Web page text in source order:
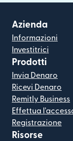
Azienda
Informazioni
Investitrici
Prodotti
Invia Denaro
Ricevi Denaro
Remitly Business
Effettua
Registrazione
Risorse